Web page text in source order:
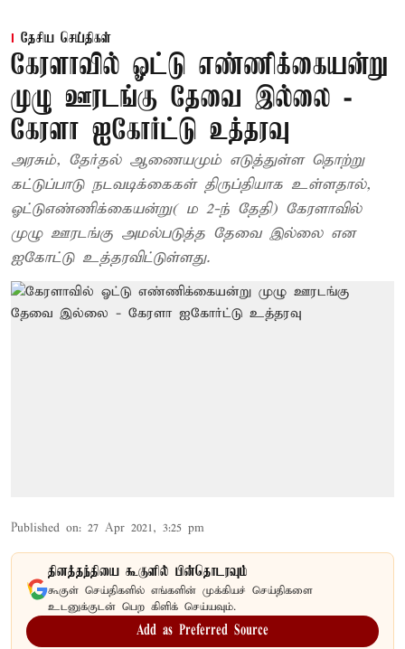
தேசிய செய்திகள்
கேரளாவில் ஓட்டு எண்ணிக்கையன்று
முழு ஊரடங்கு தேவை இல்லை -
கேரளா ஐகோர்ட்டு உத்தரவு
அரசும், தேர்தல் ஆணையமும் எடுத்துள்ள தொற்று
கட்டுப்பாடு நடவடிக்கைகள் திருப்தியாக உள்ளதால்,
ஓட்டுஎண்ணிக்கையன்று( ம 2-ந் தேதி) கேரளாவில்
முழு ஊரடங்கு அமல்படுத்த தேவை இல்லை என
ஐகோட்டு உத்தரவிட்டுள்ளது.
Published on: 27 Apr 2021, 3:25 pm
தினத்தந்தியை கூகுளில் பின்தொடரவும்
கூகுள் செய்திகளில் எங்களின் முக்கியச் செய்திகளை
உடனுக்குடன் பெற கிளிக் செய்யவும்.
Add as Preferred Source